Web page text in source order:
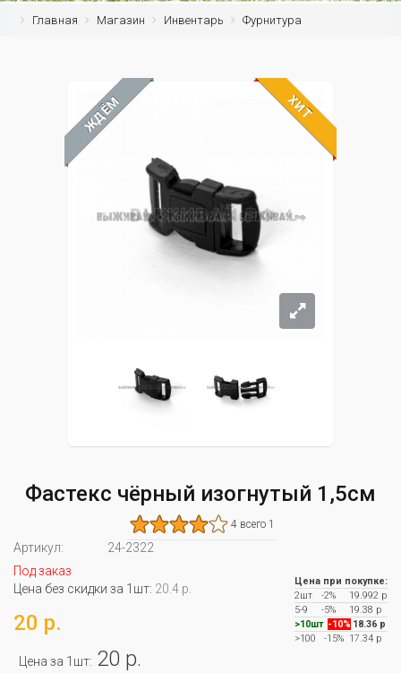
Главная Магазин Инвентарь Фурнитура
ЖДЁМ ХИТ
Фастекс чёрный изогнутый 1,5см
4 всего 1
Артикул:
24-2322
Под заказ
Цена без скидки за 1шт: 20.4 р.
20 р.
Цена за 1шт: 20 р.
Цена при покупке:
2шт
-2%
19.992 р
5-9
-5%
19.38 р
>10шт -10% 18.36 р
>100
-15% 17.34 р